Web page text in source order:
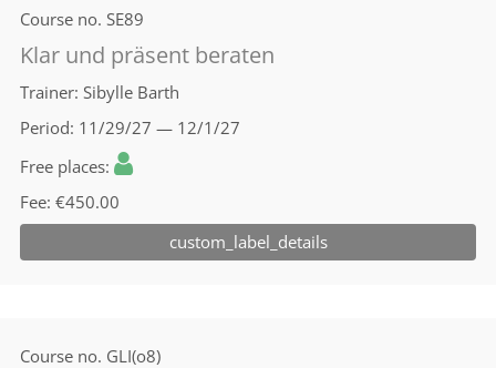
Course no. SE89
Klar und präsent beraten
Trainer Sibylle Barth
Period 11/29/27 — 12/1/27
Free places
Fee €450.00
custom_label_details
Course no. GLI(o8)